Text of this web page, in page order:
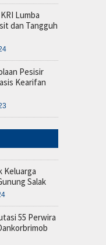
Lumba
dan Tangguh
Pesisir
Kearifan
Keluarga
Salak
55 Perwira